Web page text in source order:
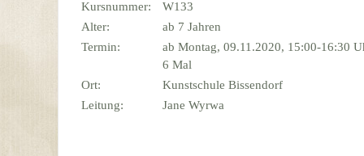
Kursnummer:
W133
Alter:
ab 7 Jahren
Termin:
ab Montag, 09.11.2020, 15:00-16:30
6 Mal
Ort:
Kunstschule Bissendorf
Leitung:
Jane Wyrwa